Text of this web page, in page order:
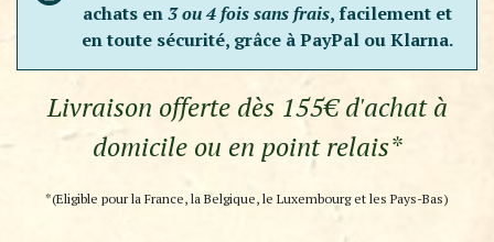
achats en3 ou 4 fois sans frais, facilement et
en toute sécurité, grâce à PayPal ou Klarna.
Livraison offerte dès 155€ d'achat à
domicile ou en point relais*
*(Eligible pour la France, la Belgique, le Luxembourg et les Pays-Bas)